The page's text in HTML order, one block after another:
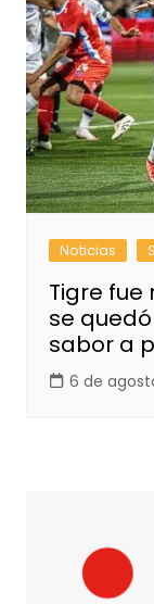
Noticias
Tigre fue
se
sabor a
6 de